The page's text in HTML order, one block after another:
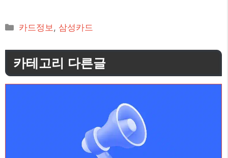
카
고
리
카드정보, 삼성카드
카테고리 다른글